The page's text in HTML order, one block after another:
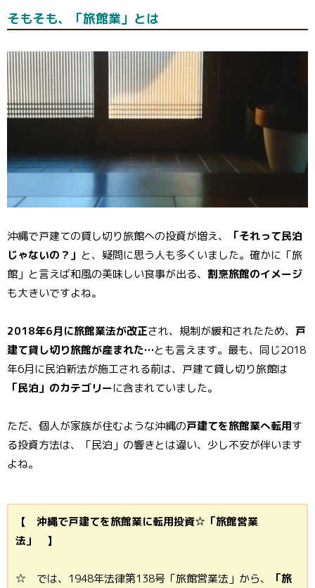
そもそも、「旅館業」とは
沖縄で戸建ての貸し切り旅館への投資が増え、
「それって民泊
じゃないの？」 と、疑問に思う人も多くいました。確かに「旅
館」と言えば和風の美味しい食事が出る、 割烹旅館のイメージ
も大きいですよね。
2018年6月に旅館業法が改正され、規制が緩和されたため、 戸
建て貸し切り旅館が産まれた…とも言えます。最も、同じ2018
年6月に民泊新法が施工される前は、戸建て貸し切り旅館は
「民泊」のカテゴリーに含まれていました。
ただ、個人が家族が住むような沖縄の戸建てを旅館業へ転用す
る投資方法は、「民泊」の響きとは違い、少し不安が伴います
よね。
【 沖縄で戸建てを旅館業に転用投資☆「旅館営業
法」 】
☆ では、1948年法律第138号「旅館営業法」から、
「旅